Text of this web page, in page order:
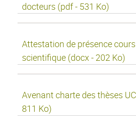
docteurs (pdf - 531 Ko)
Attestation de présence cours
scientifique (docx - 202 Ko)
Avenant charte des thèses
811 Ko)